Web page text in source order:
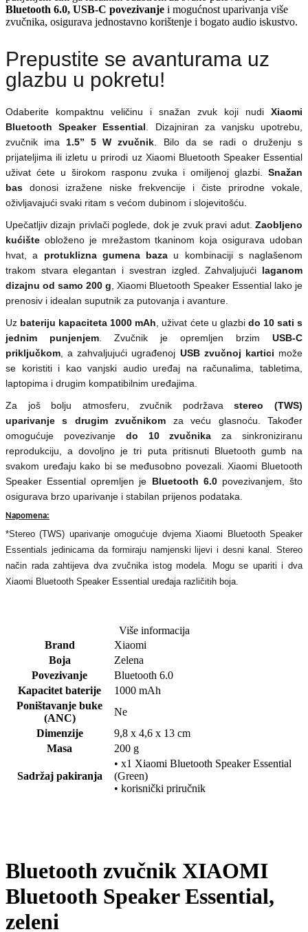
Bluetooth 6.0, USB-C povezivanje i mogućnost uparivanja više
zvučnika, osigurava jednostavno korištenje i bogato audio iskustvo.
Prepustite se avanturama uz
glazbu u pokretu!
Odaberite kompaktnu veličinu i snažan zvuk koji nudi Xiaomi
Bluetooth Speaker Essential . Dizajniran za vanjsku upotrebu,
zvučnik ima 1.5” 5 W zvučnik . Bilo da se radi o druženju s
prijateljima ili izletu u prirodi uz Xiaomi Bluetooth Speaker Essential
uživat ćete u širokom rasponu zvuka i omiljenoj glazbi. Snažan
bas donosi izražene niske frekvencije i čiste prirodne vokale,
oživljavajući svaki ritam s većom dubinom i slojevitošću.
Upečatljiv dizajn privlači poglede, dok je zvuk pravi adut. Zaobljeno
kućište obloženo je mrežastom tkaninom koja osigurava udoban
hvat, a protuklizna gumena baza u kombinaciji s naglašenom
trakom stvara elegantan i svestran izgled. Zahvaljujući laganom
dizajnu od samo 200 g , Xiaomi Bluetooth Speaker Essential lako je
prenosiv i idealan suputnik za putovanja i avanture.
Uz bateriju kapaciteta 1000 mAh , uživat ćete u glazbi do 10 sati s
jednim punjenjem . Zvučnik je opremljen brzim USB-C
priključkom , a zahvaljujući ugrađenoj USB zvučnoj kartici može
se koristiti i kao vanjski audio uređaj na računalima, tabletima,
laptopima i drugim kompatibilnim uređajima.
Za još bolju atmosferu, zvučnik podržavastereo (TWS)
uparivanje
s drugim zvučnikom za veću glasnoću. Također
omogućuje povezivanje do 10 zvučnika za sinkroniziranu
reprodukciju, a dovoljno je tri puta pritisnuti Bluetooth gumb na
svakom uređaju kako bi se međusobno povezali. Xiaomi Bluetooth
Speaker Essential opremljen je Bluetooth 6.0 povezivanjem, što
osigurava brzo uparivanje i stabilan prijenos podataka.
Napomena:
*Stereo (TWS) uparivanje omogućuje dvjema Xiaomi Bluetooth Speaker
Essentials jedinicama da formiraju namjenski lijevi i desni kanal. Stereo
način rada zahtijeva dva zvučnika istog modela. Mogu se upariti i dva
Xiaomi Bluetooth Speaker Essential uređaja različitih boja.
Više informacija
Brand
Xiaomi
Boja
Zelena
Povezivanje
Bluetooth 6.0
Kapacitet baterije
1000 mAh
Poništavanje buke
(ANC)
Ne
Dimenzije
9,8 x 4,6 x 13 cm
Masa
200 g
Sadržaj pakiranja
• x1 Xiaomi Bluetooth Speaker Essential
(Green)
• korisnički priručnik
Bluetooth zvučnik XIAOMI
Bluetooth Speaker Essential,
zeleni